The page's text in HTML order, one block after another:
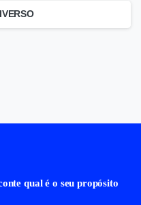
qual é o seu propósito